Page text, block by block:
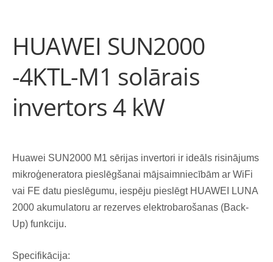
HUAWEI SUN2000
-4KTL-M1 solārais
invertors 4 kW
Huawei SUN2000 M1 sērijas invertori ir ideāls risinājums
mikroģeneratora pieslēgšanai mājsaimniecībām ar WiFi
vai FE datu pieslēgumu, iespēju pieslēgt HUAWEI LUNA
2000 akumulatoru ar rezerves elektrobarošanas (Back-
Up) funkciju.
Specifikācija: